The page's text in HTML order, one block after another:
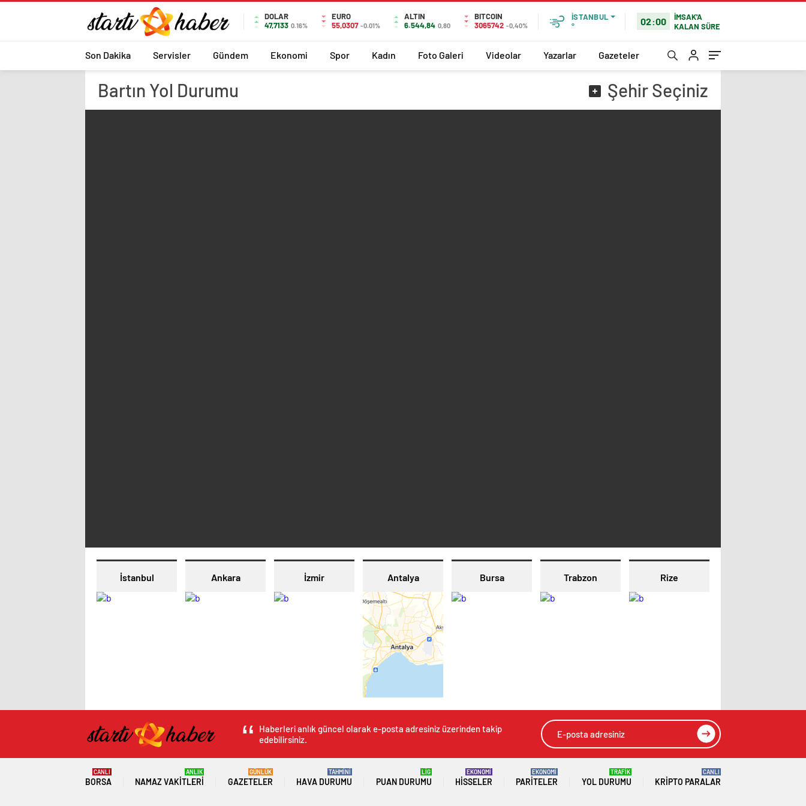
DOLAR
47,7133 0.16%
EURO
55,0307 -0.01%
ALTIN
6.544,84 0,80
BITCOIN
3065742 -0,40%
İSTANBUL
°
02:00
İMSAK'A
KALAN SÜRE
Son Dakika Servisler Gündem Ekonomi Spor Kadın Foto Galeri Videolar Yazarlar Gazeteler
Bartın Yol Durumu ŞehirSeçiniz
İstanbul Ankara İzmir Antalya Bursa Trabzon Rize
Haberleri anlık güncel olarak e-posta adresiniz üzerinden takip
edebilirsiniz.
BORSA
CANLI
NAMAZ VAKITLERI
ANLIK
GAZETELER
GÜNLÜK
HAVA DURUMU
TAHMİNİ
PUAN DURUMU
LİG
HISSELER
EKONOMİ
PARITELER
EKONOMİ
YOL DURUMU
TRAFİK
KRIPTO PARALAR
CANLI